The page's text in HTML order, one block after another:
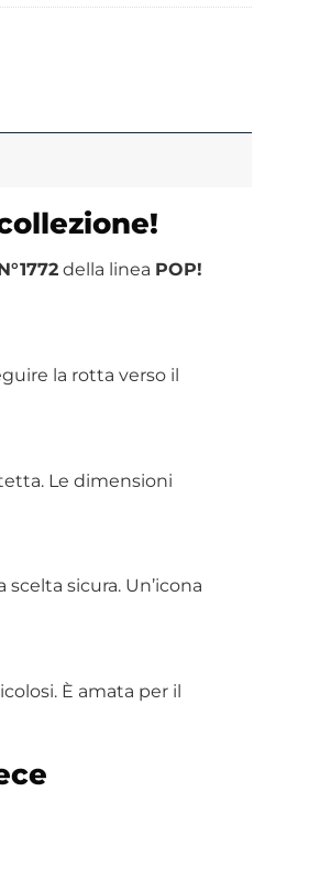
della linea POP!
la rotta verso il
Le dimensioni
scelta sicura. Un’icona
È amata per il